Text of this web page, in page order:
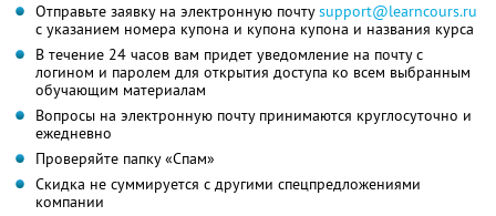
Отправьте заявку на электронную почтуsupport@learncours.ru
с указанием номера купона и купона купона и названия курса
В течение 24 часов вам придет уведомление на почту с
логином и паролем для открытия доступа ко всем выбранным
обучающим материалам
Вопросы на электронную почту принимаются круглосуточно и
ежедневно
Проверяйте папку «Спам»
Скидка не суммируется с другими спецпредложениями
компании